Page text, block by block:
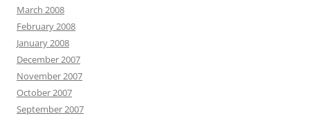
March 2008
February 2008
January 2008
December 2007
November 2007
October 2007
September 2007